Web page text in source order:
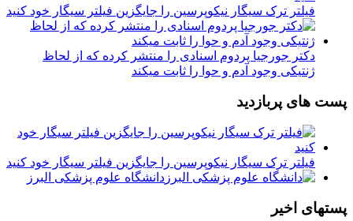
فیلتر ترک سیگار نیکوپرسین را جایگزین فیلتر سیگار خود کنید
دکتر جورجیا پردوم اسنادی را منتشر کرده که از لحاظ
ژنتیکی وجود آدم و حوا را ثابت میکند
پست های پربازدید
فیلتر ترک سیگار نیکوپرسین را جایگزین فیلتر سیگار خود کنید
دانشگاه علوم پزشکی البرز
پستهای اخیر